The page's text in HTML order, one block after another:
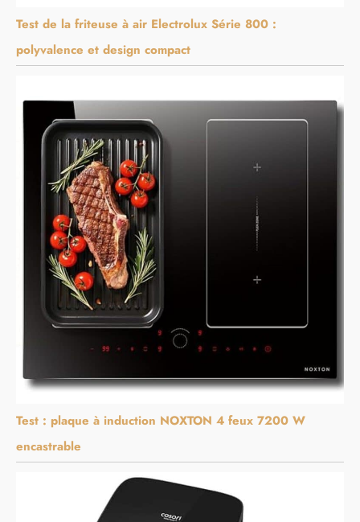
Test de la friteuse à air Electrolux Série 800 :
polyvalence et design compact
Test : plaque à induction NOXTON 4 feux 7200 W
encastrable